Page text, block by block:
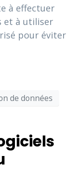
à effectuer
et à utiliser
pour éviter
de données